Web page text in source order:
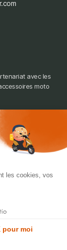
avec les
moto